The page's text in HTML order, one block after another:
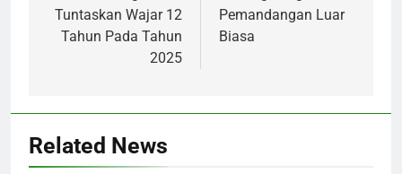
Tuntaskan Wajar 12
Tahun Pada Tahun
2025
Pemandangan Luar
Biasa
Related News